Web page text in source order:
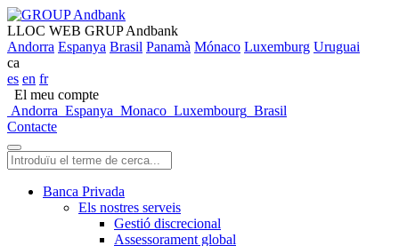
LLOC WEB GRUP Andbank
Andorra Espanya Brasil Panamà Mónaco Luxemburg Uruguai
ca
es en fr
El meu compte
Andorra Espanya Monaco Luxembourg Brasil
Contacte
Banca Privada
Els nostres serveis
Gestió discrecional
Assessorament global